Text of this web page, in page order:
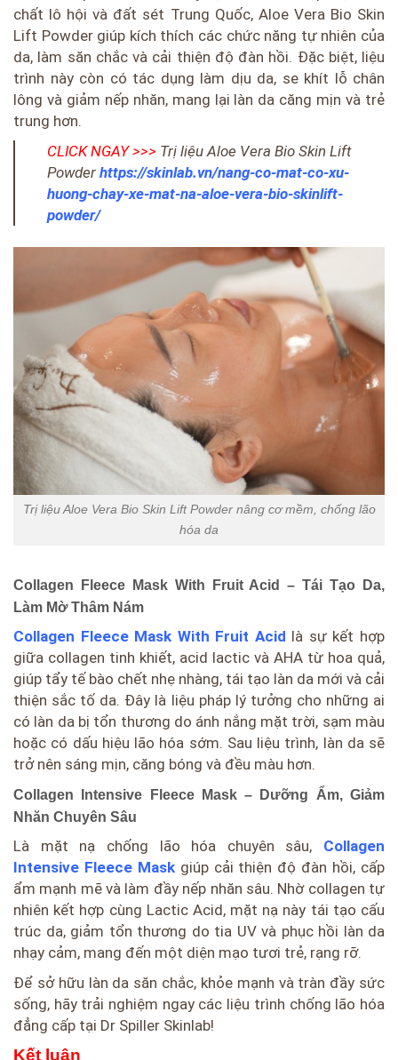
chất lô hội và đất sét Trung Quốc, Aloe Vera Bio Skin
Lift Powder giúp kích thích các chức năng tự nhiên của
da, làm săn chắc và cải thiện độ đàn hồi. Đặc biệt, liệu
trình này còn có tác dụng làm dịu da, se khít lỗ chân
lông và giảm nếp nhăn, mang lại làn da căng mịn và trẻ
trung hơn.
CLICK NGAY >>> Trị liệu Aloe Vera Bio Skin Lift
Powder https://skinlab.vn/nang-co-mat-co-xu-
huong-chay-xe-mat-na-aloe-vera-bio-skinlift-
powder/
Trị liệu Aloe Vera Bio Skin Lift Powder nâng cơ mềm, chống lão
hóa da
Collagen Fleece Mask With Fruit Acid – Tái Tạo Da,
Làm Mờ Thâm Nám
Collagen Fleece Mask With Fruit Acid là sự kết hợp
giữa collagen tinh khiết, acid lactic và AHA từ hoa quả,
giúp tẩy tế bào chết nhẹ nhàng, tái tạo làn da mới và cải
thiện sắc tố da. Đây là liệu pháp lý tưởng cho những ai
có làn da bị tổn thương do ánh nắng mặt trời, sạm màu
hoặc có dấu hiệu lão hóa sớm. Sau liệu trình, làn da sẽ
trở nên sáng mịn, căng bóng và đều màu hơn.
Collagen Intensive Fleece Mask – Dưỡng Ẩm, Giảm
Nhăn Chuyên Sâu
Là mặt nạ chống lão hóa chuyên sâu, Collagen
Intensive Fleece Maskgiúp cải thiện độ đàn hồi, cấp
ẩm mạnh mẽ và làm đầy nếp nhăn sâu. Nhờ collagen tự
nhiên kết hợp cùng Lactic Acid, mặt nạ này tái tạo cấu
trúc da, giảm tổn thương do tia UV và phục hồi làn da
nhạy cảm, mang đến một diện mạo tươi trẻ, rạng rỡ.
Để sở hữu làn da săn chắc, khỏe mạnh và tràn đầy sức
sống, hãy trải nghiệm ngay các liệu trình chống lão hóa
đẳng cấp tại Dr Spiller Skinlab!
Kết luận